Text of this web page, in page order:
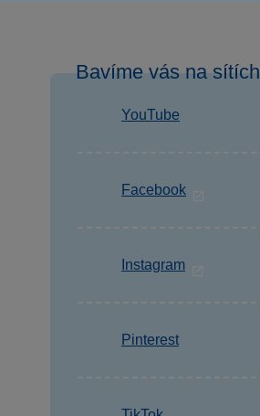
Bavíme vás na sítích
YouTube
Facebook
Instagram
Pinterest